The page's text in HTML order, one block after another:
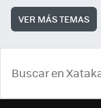
VER MÁS TEMAS